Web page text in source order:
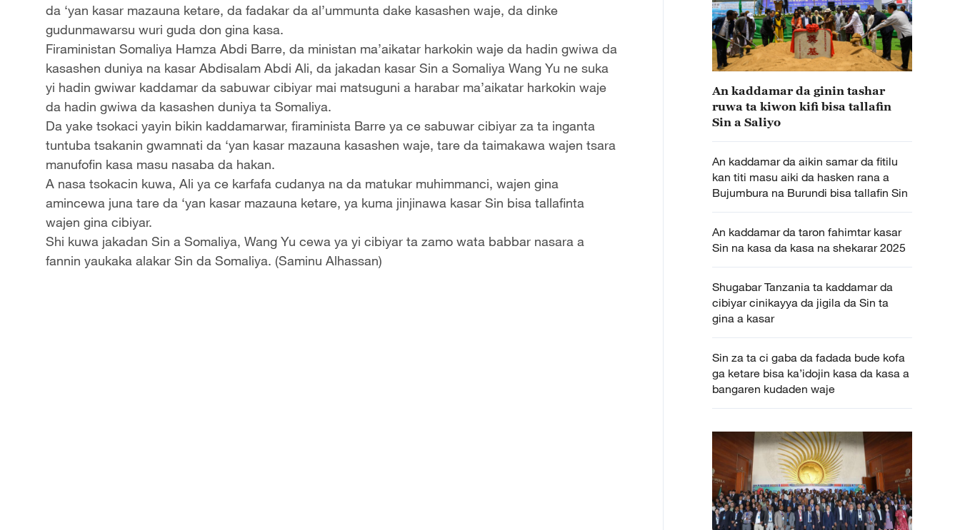
da ‘yan kasar mazauna ketare, da fadakar da al’ummunta dake kasashen waje, da dinke
gudunmawarsu wuri guda don gina kasa.
Firaministan Somaliya Hamza Abdi Barre, da ministan ma’aikatar harkokin waje da hadin gwiwa da
kasashen duniya na kasar Abdisalam Abdi Ali, da jakadan kasar Sin a Somaliya Wang Yu ne suka
yi hadin gwiwar kaddamar da sabuwar cibiyar mai matsuguni a harabar ma’aikatar harkokin waje
da hadin gwiwa da kasashen duniya ta Somaliya.
Da yake tsokaci yayin bikin kaddamarwar, firaminista Barre ya ce sabuwar cibiyar za ta inganta
tuntuba tsakanin gwamnati da ‘yan kasar mazauna kasashen waje, tare da taimakawa wajen tsara
manufofin kasa masu nasaba da hakan.
A nasa tsokacin kuwa, Ali ya ce karfafa cudanya na da matukar muhimmanci, wajen gina
amincewa juna tare da ‘yan kasar mazauna ketare, ya kuma jinjinawa kasar Sin bisa tallafinta
wajen gina cibiyar.
Shi kuwa jakadan Sin a Somaliya, Wang Yu cewa ya yi cibiyar ta zamo wata babbar nasara a
fannin yaukaka alakar Sin da Somaliya. (Saminu Alhassan)
An kaddamar da ginin tashar
ruwa ta kiwon kifi bisa tallafin
Sin a Saliyo
An kaddamar da aikin samar da fitilu
kan titi masu aiki da hasken rana a
Bujumbura na Burundi bisa tallafin Sin
An kaddamar da taron fahimtar kasar
Sin na kasa da kasa na shekarar 2025
Shugabar Tanzania ta kaddamar da
cibiyar cinikayya da jigila da Sin ta
gina a kasar
Sin za ta ci gaba da fadada bude kofa
ga ketare bisa ka’idojin kasa da kasa a
bangaren kudaden waje